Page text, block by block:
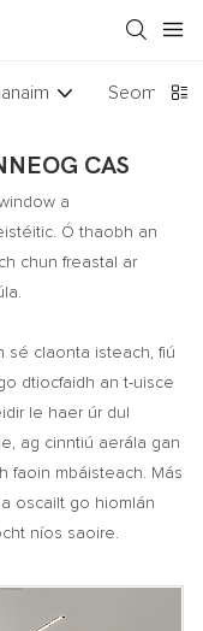
Seomra
CAS
a
Ó thaobh an
chun freastal ar
sé claonta isteach, fiú
dtiocfaidh an t-uisce
le haer úr dul
ag cinntiú aerála gan
faoin mbáisteach. Más
oscailt go hiomlán
níos saoire.